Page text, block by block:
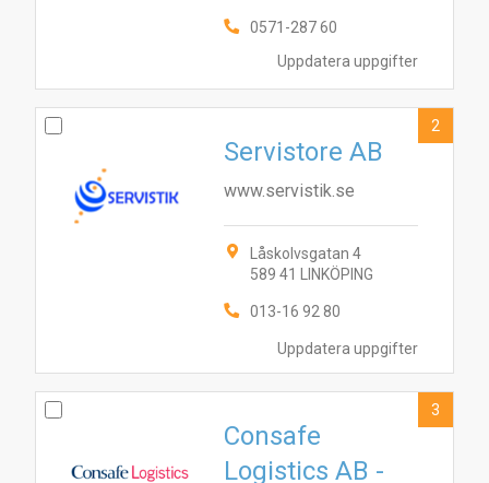
Uppdatera uppgifter
0571-287 60
Uppdatera uppgifter
Servistore AB
www.servistik.se
Låskolvsgatan 4
589 41 LINKÖPING
013-16 92 80
2
Consafe
Logistics AB -
3